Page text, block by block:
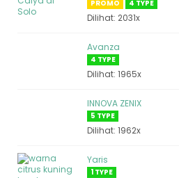
PROMO 4 TYPE
Dilihat: 2031x
Avanza
4 TYPE
Dilihat: 1965x
INNOVA ZENIX
5 TYPE
Dilihat: 1962x
Yaris
1 TYPE